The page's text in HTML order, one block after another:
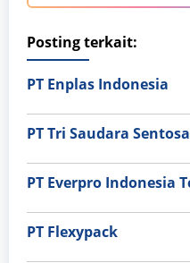
Posting terkait:
PT Enplas Indonesia
PT Tri Saudara Sentosa
PT Flexypack